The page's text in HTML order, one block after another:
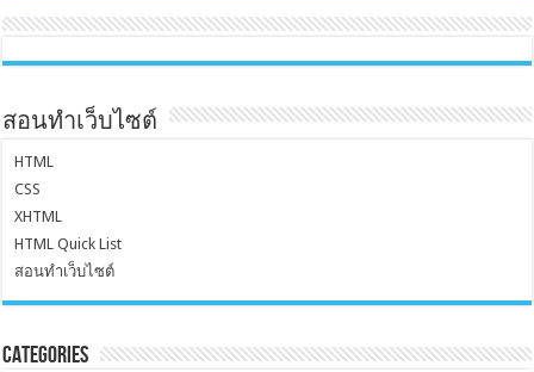
สอนทำเว็บไซต์
HTML
CSS
XHTML
HTML Quick List
สอนทำเว็บไซต์
Categories